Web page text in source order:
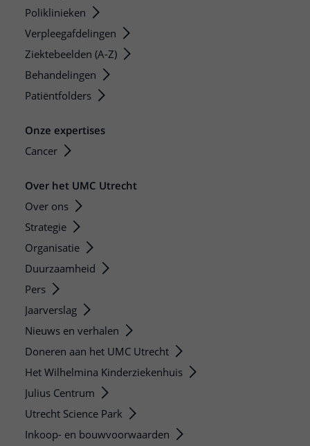
Poliklinieken
Verpleegafdelingen
Ziektebeelden (A-Z)
Behandelingen
Patiëntfolders
Onze expertises
Cancer
Over het UMC Utrecht
Over ons
Strategie
Organisatie
Duurzaamheid
Pers
Jaarverslag
Nieuws en verhalen
Doneren aan het UMC Utrecht
Het Wilhelmina Kinderziekenhuis
Julius Centrum
Utrecht Science Park
Inkoop- en bouwvoorwaarden